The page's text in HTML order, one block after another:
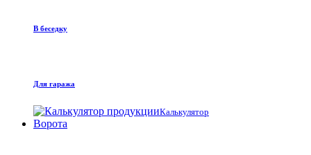
В беседку
Для гаража
Калькулятор
Ворота